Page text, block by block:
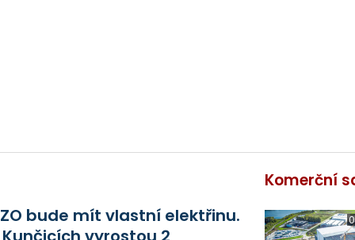
bude mít vlastní elektřinu.
Komerční